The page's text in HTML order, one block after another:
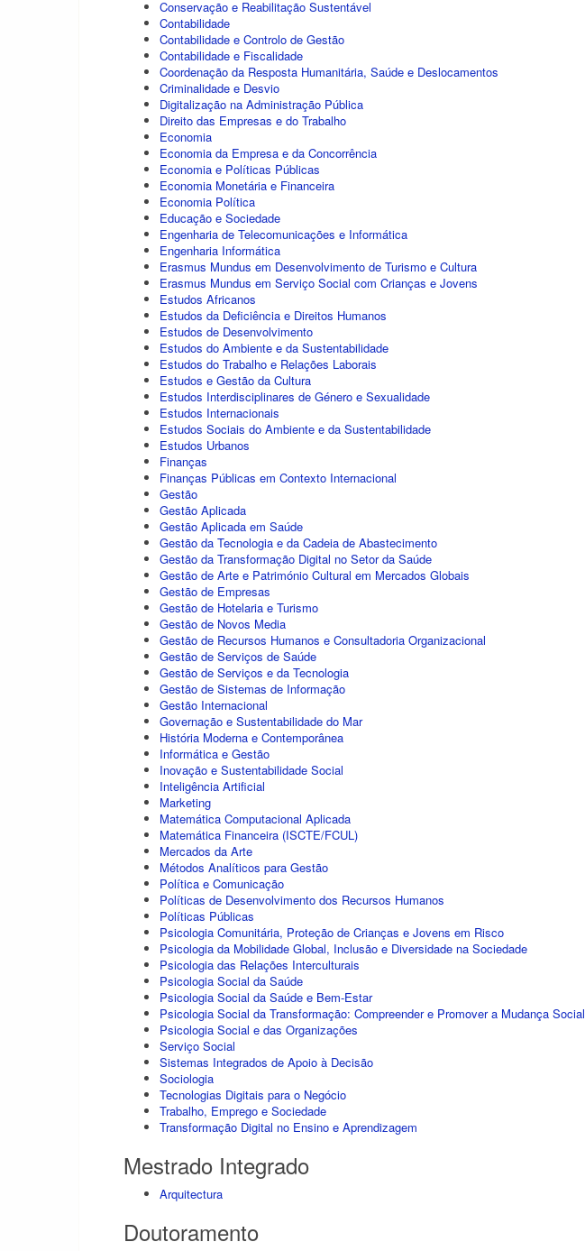
Conservação e Reabilitação Sustentável
Contabilidade
Contabilidade e Controlo de Gestão
Contabilidade e Fiscalidade
Coordenação da Resposta Humanitária, Saúde e Deslocamentos
Criminalidade e Desvio
Digitalização na Administração Pública
Direito das Empresas e do Trabalho
Economia
Economia da Empresa e da Concorrência
Economia e Políticas Públicas
Economia Monetária e Financeira
Economia Política
Educação e Sociedade
Engenharia de Telecomunicações e Informática
Engenharia Informática
Erasmus Mundus em Desenvolvimento de Turismo e Cultura
Erasmus Mundus em Serviço Social com Crianças e Jovens
Estudos Africanos
Estudos da Deficiência e Direitos Humanos
Estudos de Desenvolvimento
Estudos do Ambiente e da Sustentabilidade
Estudos do Trabalho e Relações Laborais
Estudos e Gestão da Cultura
Estudos Interdisciplinares de Género e Sexualidade
Estudos Internacionais
Estudos Sociais do Ambiente e da Sustentabilidade
Estudos Urbanos
Finanças
Finanças Públicas em Contexto Internacional
Gestão
Gestão Aplicada
Gestão Aplicada em Saúde
Gestão da Tecnologia e da Cadeia de Abastecimento
Gestão da Transformação Digital no Setor da Saúde
Gestão de Arte e Património Cultural em Mercados Globais
Gestão de Empresas
Gestão de Hotelaria e Turismo
Gestão de Novos Media
Gestão de Recursos Humanos e Consultadoria Organizacional
Gestão de Serviços de Saúde
Gestão de Serviços e da Tecnologia
Gestão de Sistemas de Informação
Gestão Internacional
Governação e Sustentabilidade do Mar
História Moderna e Contemporânea
Informática e Gestão
Inovação e Sustentabilidade Social
Inteligência Artificial
Marketing
Matemática Computacional Aplicada
Matemática Financeira (ISCTE/FCUL)
Mercados da Arte
Métodos Analíticos para Gestão
Política e Comunicação
Políticas de Desenvolvimento dos Recursos Humanos
Políticas Públicas
Psicologia Comunitária, Proteção de Crianças e Jovens em Risco
Psicologia da Mobilidade Global, Inclusão e Diversidade na Sociedade
Psicologia das Relações Interculturais
Psicologia Social da Saúde
Psicologia Social da Saúde e Bem-Estar
Psicologia Social da Transformação: Compreender e Promover a Mudança Social
Psicologia Social e das Organizações
Serviço Social
Sistemas Integrados de Apoio à Decisão
Sociologia
Tecnologias Digitais para o Negócio
Trabalho, Emprego e Sociedade
Transformação Digital no Ensino e Aprendizagem
Mestrado Integrado
Arquitectura
Doutoramento